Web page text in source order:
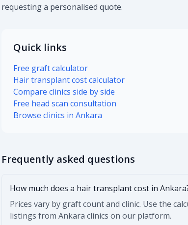
requesting a personalised quote.
Quick links
Free graft calculator
Hair transplant cost calculator
Compare clinics side by side
Free head scan consultation
Browse clinics in Ankara
Frequently asked questions
How much does a hair transplant cost in
Prices vary by graft count and clinic. Use the
listings from Ankara clinics on our platform.